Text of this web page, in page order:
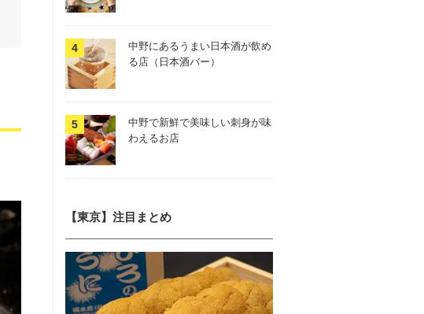
中野にあるうまい日本酒が飲め
る店（日本酒バー）
中野で新鮮で美味しい刺身が味
わえるお店
【東京】注目まとめ